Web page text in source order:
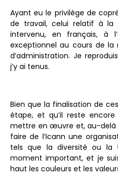
Ayant eu le privilège de
de travail, celui relatif à la
intervenu, en français, à
exceptionnel au cours de la
d’administration. Je
j’y ai tenus.
Bien que la finalisation de
étape, et qu’il reste
mettre en œuvre et, au-delà
faire de l’Icann une
tels que la diversité ou la
moment important, et je
haut les couleurs et les